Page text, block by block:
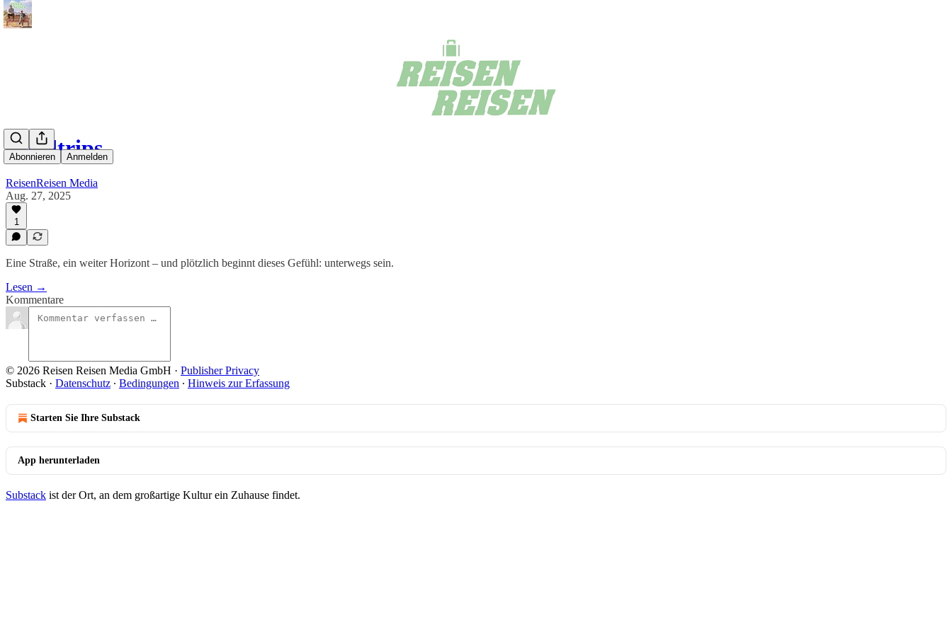
Abonnieren Anmelden
Roadtrips
ReisenReisen Media
Aug. 27, 2025
1
Eine Straße, ein weiter Horizont – und plötzlich beginnt dieses Gefühl: unterwegs sein.
Lesen →
Kommentare
© 2026 Reisen Reisen Media GmbH · Publisher Privacy
Substack · Datenschutz ∙ Bedingungen ∙ Hinweis zur Erfassung
Starten Sie Ihre Substack
App herunterladen
Substack ist der Ort, an dem großartige Kultur ein Zuhause findet.